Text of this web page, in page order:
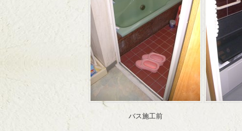
バス施工前